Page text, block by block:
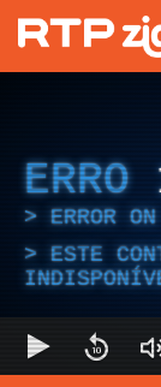
ERRO
ERROR
ESTE